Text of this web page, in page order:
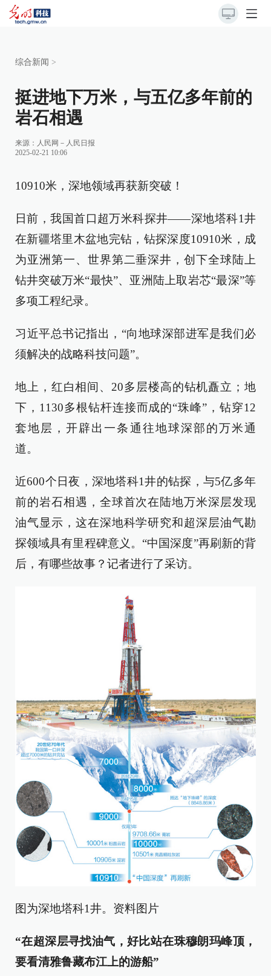
综合新闻 >
挺进地下万米，与五亿多年前的
岩石相遇
来源： 人民网－人民日报
2025-02-21 10:06
10910米，深地领域再获新突破！
日前，我国首口超万米科探井——深地塔科1井
在新疆塔里木盆地完钻，钻探深度10910米，成
为亚洲第一、世界第二垂深井，创下全球陆上
钻井突破万米“最快”、亚洲陆上取岩芯“最深”等
多项工程纪录。
习近平总书记指出，“向地球深部进军是我们必
须解决的战略科技问题”。
地上，红白相间、20多层楼高的钻机矗立；地
下，1130多根钻杆连接而成的“珠峰”，钻穿12
套地层，开辟出一条通往地球深部的万米通
道。
近600个日夜，深地塔科1井的钻探，与5亿多年
前的岩石相遇，全球首次在陆地万米深层发现
油气显示，这在深地科学研究和超深层油气勘
探领域具有里程碑意义。“中国深度”再刷新的背
后，有哪些故事？记者进行了采访。
图为深地塔科1井。资料图片
“在超深层寻找油气，好比站在珠穆朗玛峰顶，
要看清雅鲁藏布江上的游船”